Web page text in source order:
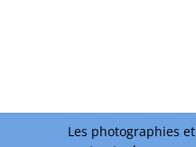
Les photographies